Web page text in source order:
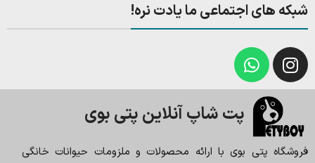
شبکه های اجتماعی ما یادت نره!
پت شاپ آنلاین پتی بوی
فروشگاه پتی بوی با ارائه محصولات و ملزومات حیوانات خانگی